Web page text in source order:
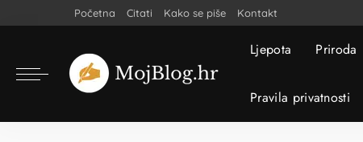
Početna Citati Kako se piše Kontakt
Ljepota Priroda
Pravila privatnosti